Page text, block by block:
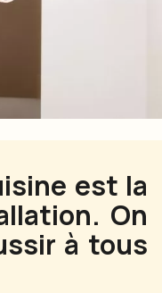
est la
On
à tous